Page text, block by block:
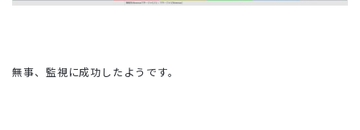
無事、監視に成功したようです。